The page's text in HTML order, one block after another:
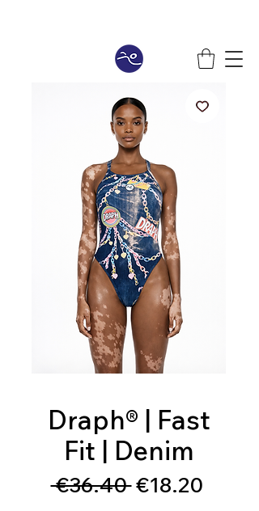
Draph® | Fast
Fit | Denim
€36.40 Regular
€18.20Sale